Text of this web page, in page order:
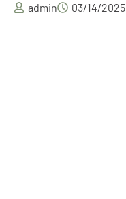
admin 03/14/2025